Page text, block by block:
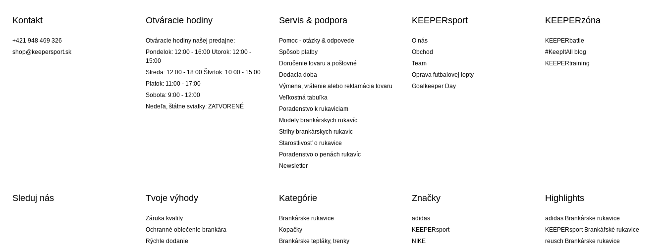
Kontakt
+421 948 469 326
shop@keepersport.sk
Otváracie hodiny
Otváracie hodiny našej predajne:
Pondelok: 12:00 - 16:00 Utorok: 12:00 -
15:00
Streda: 12:00 - 18:00 Štvrtok: 10:00 - 15:00
Piatok: 11:00 - 17:00
Sobota: 9:00 - 12:00
Nedeľa, štátne sviatky: ZATVORENÉ
Servis & podpora
Pomoc - otázky & odpovede
Spôsob platby
Doručenie tovaru a poštovné
Dodacia doba
Výmena, vrátenie alebo reklamácia tovaru
Veľkostná tabuľka
Poradenstvo k rukaviciam
Modely brankárskych rukavíc
Strihy brankárskych rukavíc
Starostlivosť o rukavice
Poradenstvo o penách rukavíc
Newsletter
KEEPERsport
O nás
Obchod
Team
Oprava futbalovej lopty
Goalkeeper Day
KEEPERzóna
KEEPERbattle
#KeepItAll blog
KEEPERtraining
Sleduj nás Tvoje výhody
Záruka kvality
Ochranné oblečenie brankára
Rýchle dodanie
Kategórie
Brankárske rukavice
Kopačky
Brankárske tepláky, trenky
Značky
adidas
KEEPERsport
NIKE
Highlights
adidas Brankárske rukavice
KEEPERsport Brankářské rukavice
reusch Brankárske rukavice